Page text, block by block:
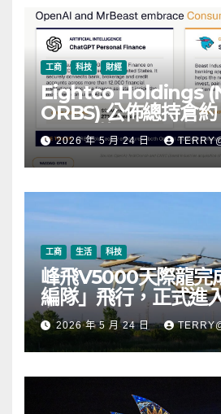
工商 科技 財經
Eightco Holdings
ORBS) 公佈總持倉
元，涵蓋 OpenAI、
Industries、超過
幣 (ETH) 及逾 2.83
幣
2026 年 5 月 24 日
工商 生活 科技
峰飛V5000天際龍完
編隊」飛行，正式進
段2026 年 5 月 24 日